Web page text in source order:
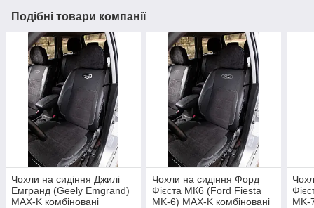
Подібні товари компанії
Чохли на сидіння Джилі
Емгранд (Geely Emgrand)
MAX-K комбіновані
Чохли на сидіння Форд
Фієста МК6 (Ford Fiesta
MK-6) MAX-K комбіновані
MK-